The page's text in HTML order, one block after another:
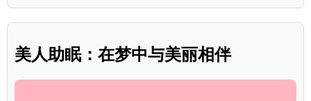
美人助眠：在梦中与美丽相伴